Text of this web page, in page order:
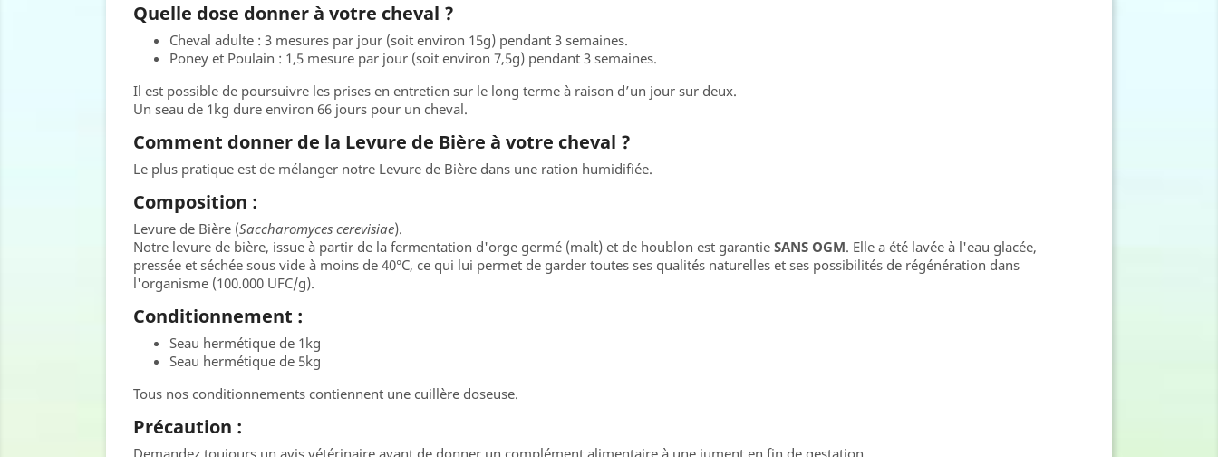
Quelle dose donner à votre cheval ?
Cheval adulte : 3 mesures par jour (soit environ 15g) pendant 3 semaines.
Poney et Poulain : 1,5 mesure par jour (soit environ 7,5g) pendant 3 semaines.
Il est possible de poursuivre les prises en entretien sur le long terme à raison d’un jour sur deux.
Un seau de 1kg dure environ 66 jours pour un cheval.
Comment donner de la Levure de Bière à votre cheval ?
Le plus pratique est de mélanger notre Levure de Bière dans une ration humidifiée.
Composition :
Levure de Bière (Saccharomyces cerevisiae).
Notre levure de bière, issue à partir de la fermentation d'orge germé (malt) et de houblon est garantie SANS OGM. Elle a été lavée à l'eau glacée,
pressée et séchée sous vide à moins de 40°C, ce qui lui permet de garder toutes ses qualités naturelles et ses possibilités de régénération dans
l'organisme (100.000 UFC/g).
Conditionnement :
Seau hermétique de 1kg
Seau hermétique de 5kg
Tous nos conditionnements contiennent une cuillère doseuse.
Précaution :
Demandez toujours un avis vétérinaire avant de donner un complément alimentaire à une jument en fin de gestation.